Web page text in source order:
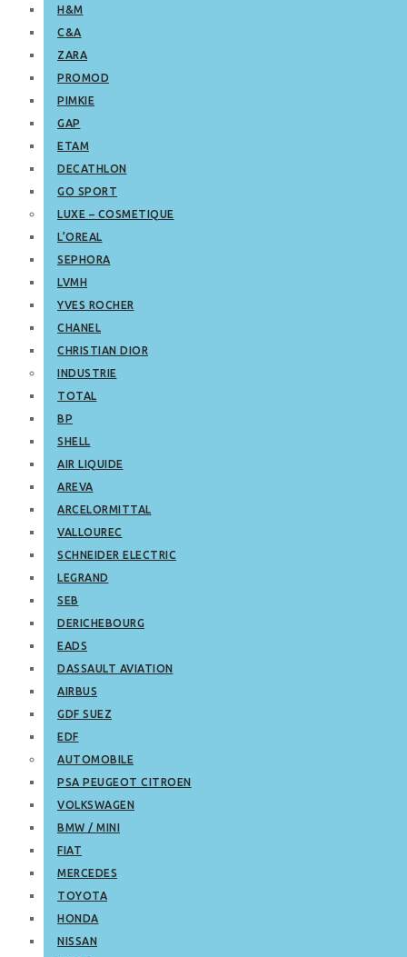
H&M
C&A
ZARA
PROMOD
PIMKIE
GAP
ETAM
DECATHLON
GO SPORT
LUXE – COSMETIQUE
L’OREAL
SEPHORA
LVMH
YVES ROCHER
CHANEL
CHRISTIAN DIOR
INDUSTRIE
TOTAL
BP
SHELL
AIR LIQUIDE
AREVA
ARCELORMITTAL
VALLOUREC
SCHNEIDER ELECTRIC
LEGRAND
SEB
DERICHEBOURG
EADS
DASSAULT AVIATION
AIRBUS
GDF SUEZ
EDF
AUTOMOBILE
PSA PEUGEOT CITROEN
VOLKSWAGEN
BMW / MINI
FIAT
MERCEDES
TOYOTA
HONDA
NISSAN